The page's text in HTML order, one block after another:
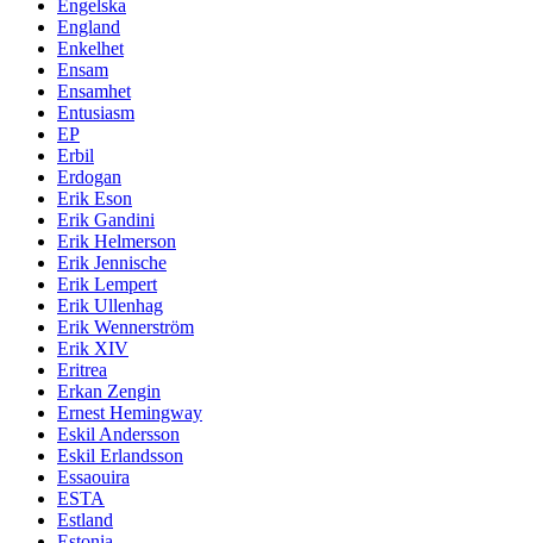
Engelska
England
Enkelhet
Ensam
Ensamhet
Entusiasm
EP
Erbil
Erdogan
Erik Eson
Erik Gandini
Erik Helmerson
Erik Jennische
Erik Lempert
Erik Ullenhag
Erik Wennerström
Erik XIV
Eritrea
Erkan Zengin
Ernest Hemingway
Eskil Andersson
Eskil Erlandsson
Essaouira
ESTA
Estland